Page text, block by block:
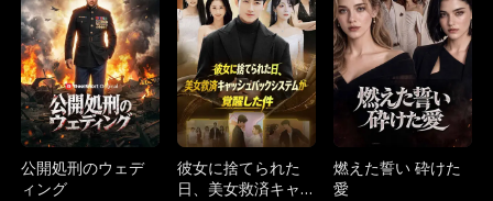
公開処刑のウェデ
ィング
彼女に捨てられた
日、美女救済キャ
燃えた誓い 砕けた
愛